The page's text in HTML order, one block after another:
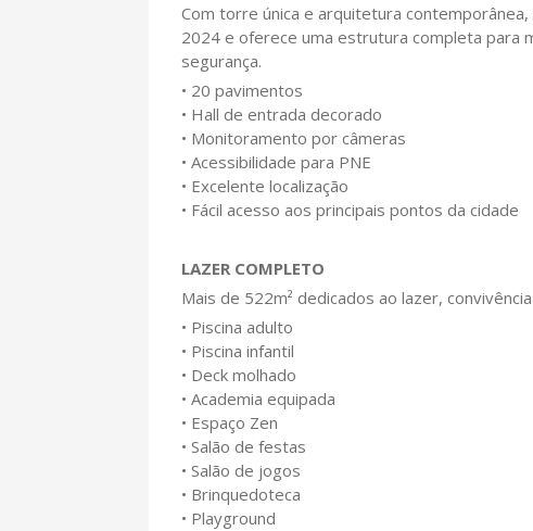
Com torre única e arquitetura
2024 e oferece uma estrutura completa para
segurança.
• 20 pavimentos
• Hall de entrada decorado
• Monitoramento por câmeras
• Acessibilidade para PNE
• Excelente localização
• Fácil acesso aos principais pontos da cidade
LAZER COMPLETO
Mais de 522m² dedicados ao lazer,
• Piscina adulto
• Piscina infantil
• Deck molhado
• Academia equipada
• Espaço Zen
• Salão de festas
• Salão de jogos
• Brinquedoteca
• Playground